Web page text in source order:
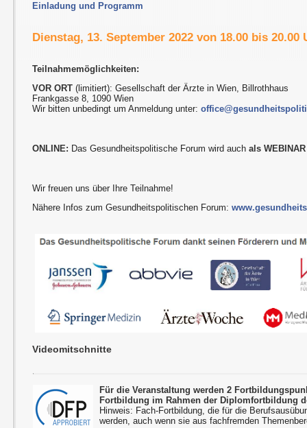
Einladung und Programm
Dienstag, 13. September 2022 von 18.00 bis 20.00
Teilnahmemöglichkeiten:
VOR ORT (limitiert): Gesellschaft der Ärzte in Wien, Billrothhaus
Frankgasse 8, 1090 Wien
Wir bitten unbedingt um Anmeldung unter:
ONLINE: Das Gesundheitspolitische Forum wird auch als WEBINAR
Wir freuen uns über Ihre Teilnahme!
Nähere Infos zum Gesundheitspolitischen Forum:
Videomitschnitte
Für die Veranstaltung werden 2
Fortbildung im Rahmen der Diplomfortbildung
Hinweis: Fach-Fortbildung, die für die
werden, auch wenn sie aus fachfremden